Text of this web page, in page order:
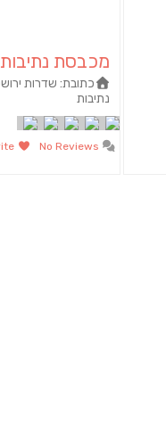
מכבסת נתיבות
כתובת:
נתיבות